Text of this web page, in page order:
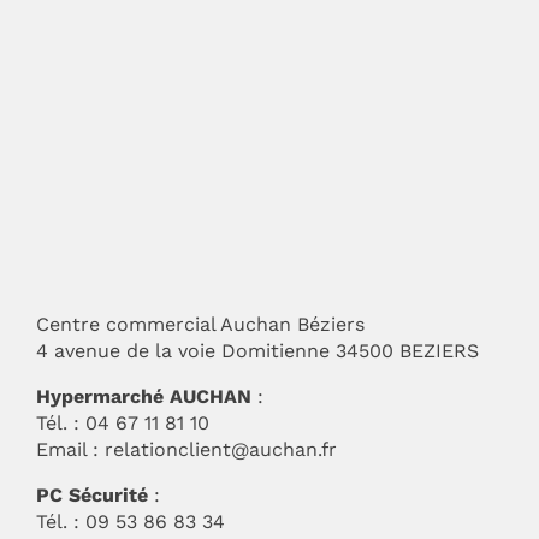
Centre commercial Auchan Béziers
4 avenue de la voie Domitienne 34500 BEZIERS
Hypermarché AUCHAN :
Tél. : 04 67 11 81 10
Email : relationclient@auchan.fr
PC Sécurité :
Tél. : 09 53 86 83 34